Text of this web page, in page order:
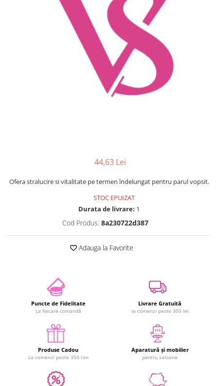
Produse Inainte de Epilare
Tratamente pentru Par
44,63 Lei
Ofera stralucire si vitalitate pe termen îndelungat pentru parul vopsit.
STOC EPUIZAT
Durata de livrare: 1
Cod Produs: 8a230722d387
Adauga la Favorite
Puncte de Fidelitate
La fiecare comandă
Livrare Gratuită
la comenzi peste 300 lei
Produse Cadou
La comenzi peste 350 ron
Aparatură și mobilier
pentru saloane